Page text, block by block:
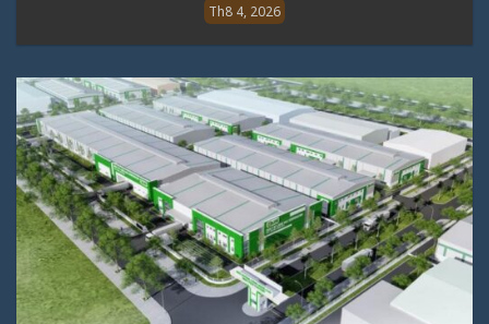
Th8 4, 2026